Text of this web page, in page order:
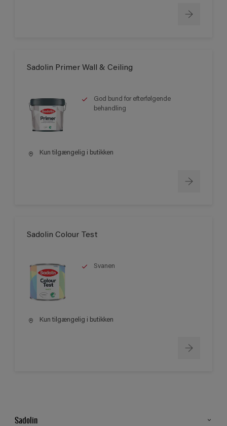
Sadolin Primer Wall & Ceiling
God bund for efterfølgende
behandling
Kun tilgængelig i butikken
Sadolin Colour Test
Svanen
Kun tilgængelig i butikken
Sadolin